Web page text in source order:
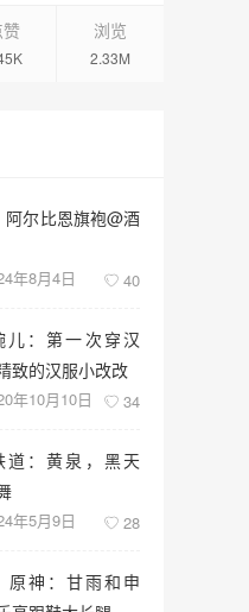
赞 浏览
2.33M
阿尔比恩旗袍@酒
年8月4日 40
儿：第一次穿汉
致的汉服小改改
年10月10日 34
道：黄泉，黑天
年5月9日 28
原神：甘雨和申